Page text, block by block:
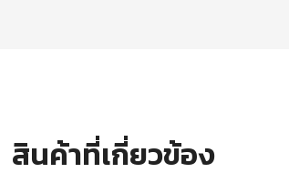
สินค้าที่เกี่ยวข้อง